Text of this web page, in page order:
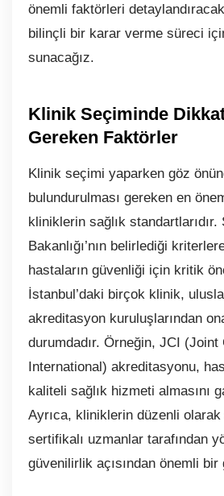
önemli faktörleri
bilinçli bir karar verme süreci
sunacağız.
Klinik Seçiminde
Gereken Faktörler
Klinik seçimi yaparken göz
bulundurulması gereken en
kliniklerin sağlık standartlarıdır.
Bakanlığı’nın belirlediği
hastaların güvenliği için kritik
İstanbul’daki birçok klinik,
akreditasyon kuruluşlarından
durumdadır. Örneğin, JCI
International) akreditasyonu,
kaliteli sağlık hizmeti almasını
Ayrıca, kliniklerin düzenli
sertifikalı uzmanlar tarafından
güvenilirlik açısından önemli bir